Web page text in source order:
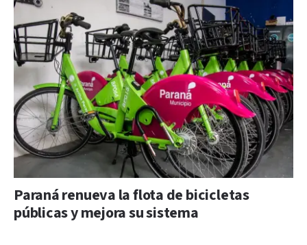
Paraná renueva la flota de bicicletas
públicas y mejora su sistema